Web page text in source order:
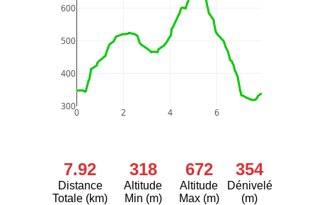
0 2 4 6
300
400
500
600
7.92
Distance
Totale (km)
318
Altitude
Min (m)
672
Altitude
Max (m)
354
Dénivelé
(m)